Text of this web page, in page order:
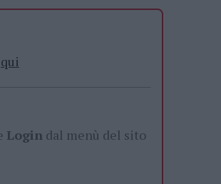
qui
Login dal menù del sito